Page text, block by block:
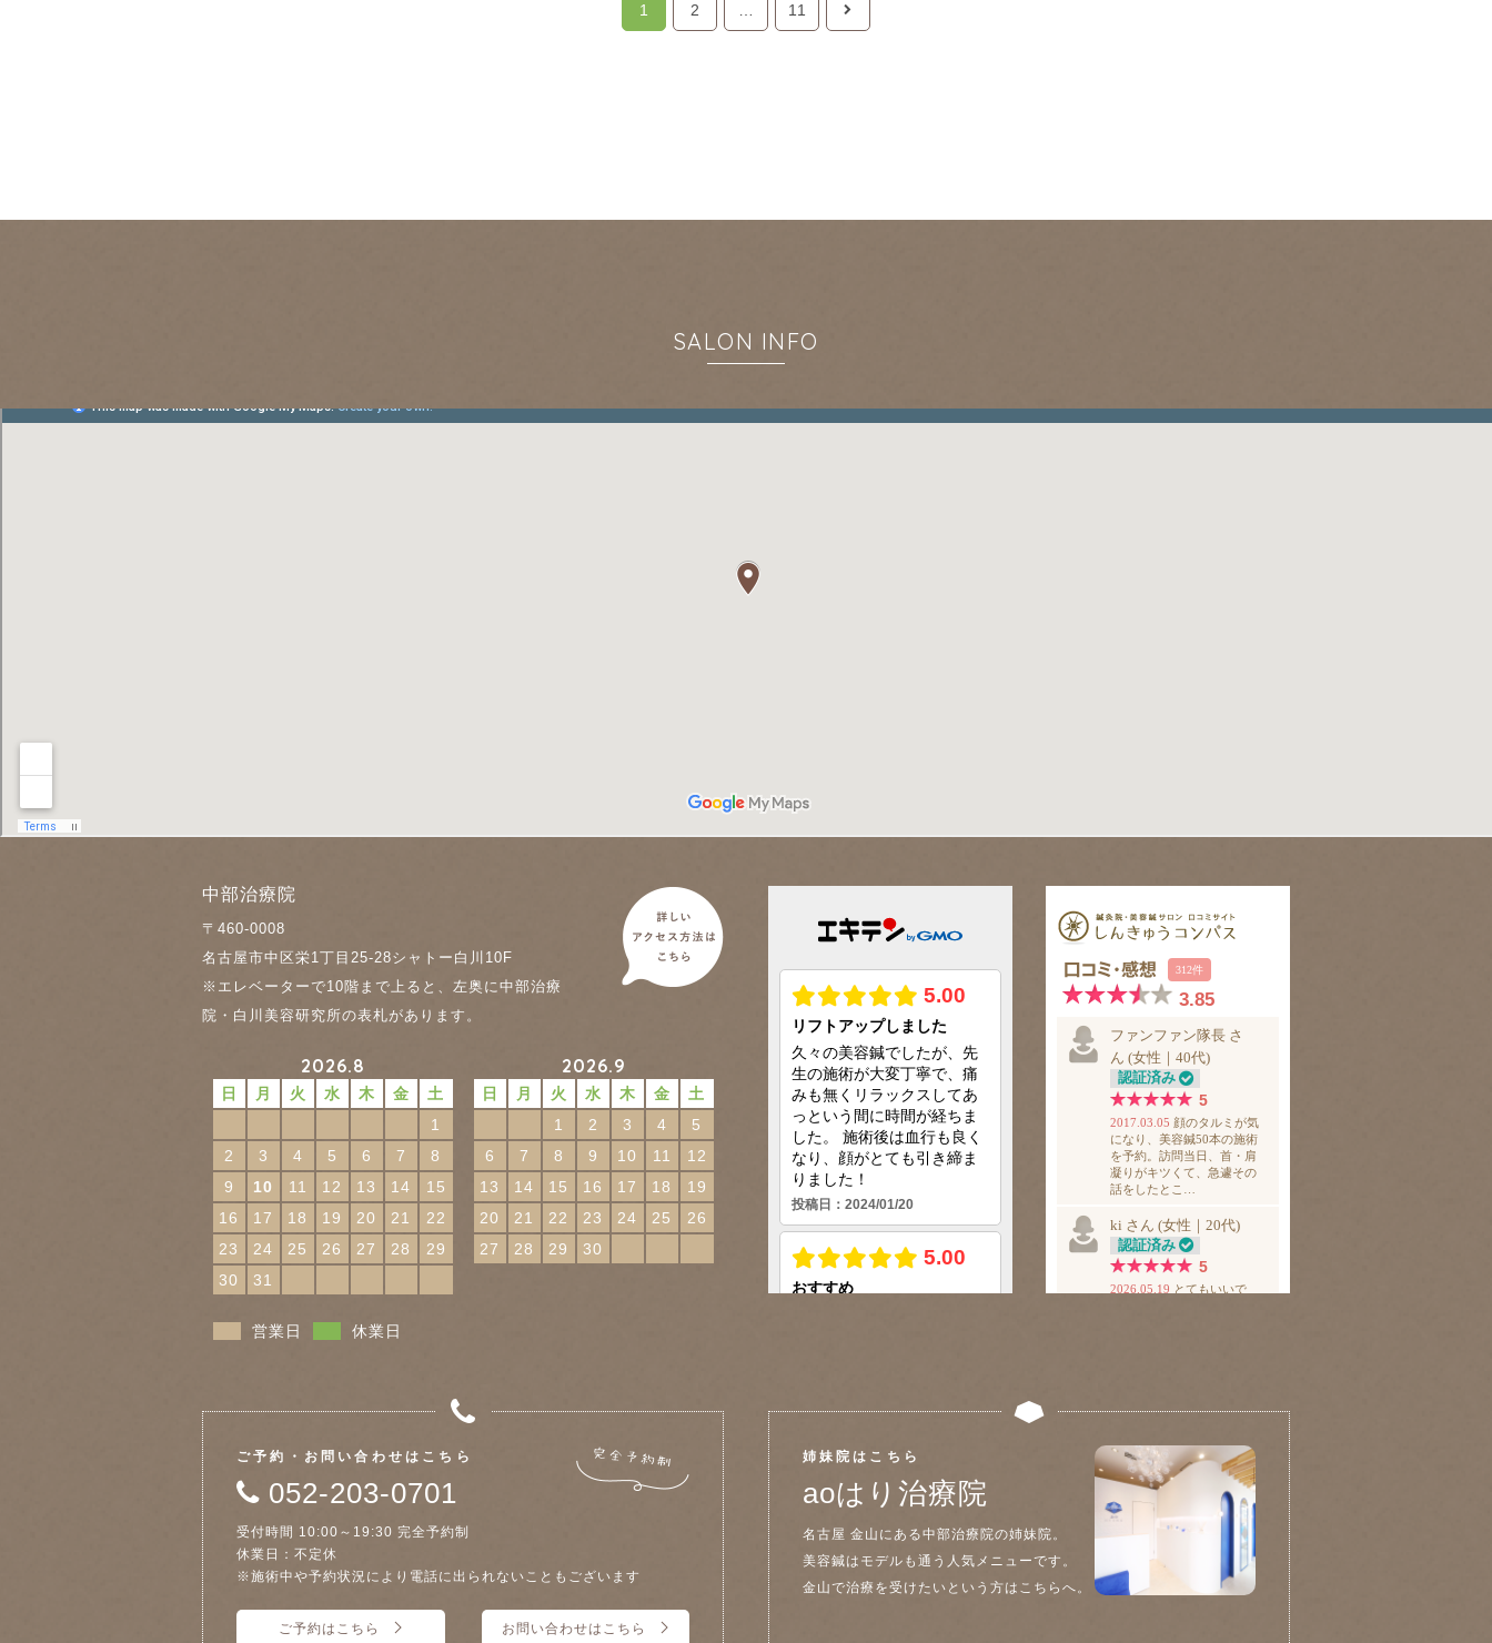
1 2 11
SALON INFO
中部治療院
〒460-0008
名古屋市中区栄1丁目25-28シャトー白川10F
※エレベーターで10階まで上ると、左奥に中部治療
院・白川美容研究所の表札があります。
2026.8
日 月 火 水 木 金
土
1
2
3 4 5 6 7
8
9
10 11 12 13 14
15
16
17 18 19 20 21
22
23
24 25 26 27 28
29
30
31
2026.9
日 月 火 水 木 金
土
1
2 3 4
5
6
7 8 9 10 11
12
13
14 15 16 17 18
19
20
21 22 23 24 25
26
27
28 29 30
営業日 休業日
ご予約・お問い合わせはこちら
052-203-0701
受付時間 10:00～19:30 完全予約制
休業日：不定休
※施術中や予約状況により電話に出られないこともございます
ご予約はこちら お問い合わせはこちら
姉妹院はこちら
aoはり治療院
名古屋 金山にある中部治療院の姉妹院。
美容鍼はモデルも通う人気メニューです。
金山で治療を受けたいという方はこちらへ。